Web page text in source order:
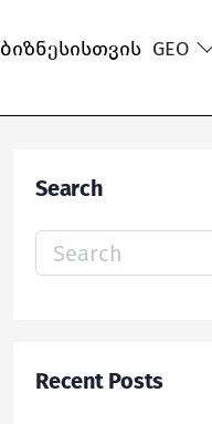
ბიზნესისთვის GEO
Search
Search
for:
Recent Posts